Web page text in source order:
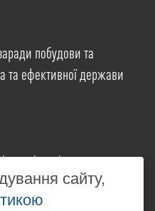
побудови та
та ефективної держави
розміщені на умовах
NonCommercial-
. Використання будь-
на сайті, дозволяється
сайту,